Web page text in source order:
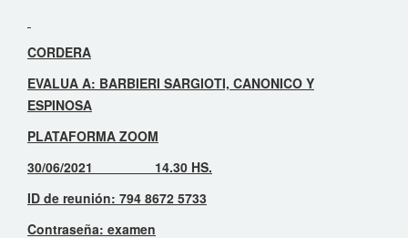
CORDERA
EVALUA A: BARBIERI SARGIOTI, CANONICO Y
ESPINOSA
PLATAFORMA ZOOM
30/06/2021 14.30 HS.
ID de reunión: 794 8672 5733
Contraseña: examen